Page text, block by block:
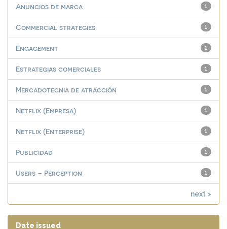
1
Anuncios de marca
1
Commercial strategies
1
Engagement
1
Estrategias comerciales
1
Mercadotecnia de atracción
1
Netflix (Empresa)
1
Netflix (Enterprise)
1
Publicidad
1
Users – Perception
next >
Date issued